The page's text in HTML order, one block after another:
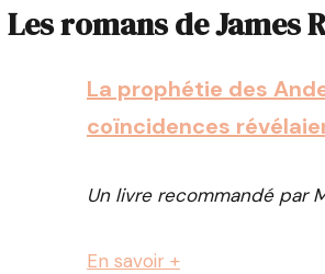
Les romans de James
La prophétie des
coïncidences
Un livre recommandé par
En savoir +